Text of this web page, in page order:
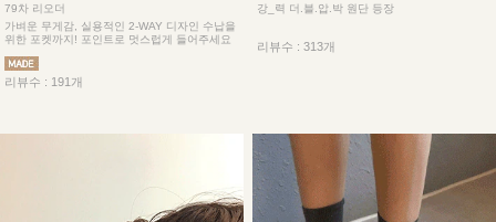
79차 리오더
가벼운 무게감, 실용적인 2-WAY 디자인 수납을
위한 포켓까지! 포인트로 멋스럽게 들어주세요
리뷰수 : 191개
강_력 더.블.압.박 원단 등장
리뷰수 : 313개